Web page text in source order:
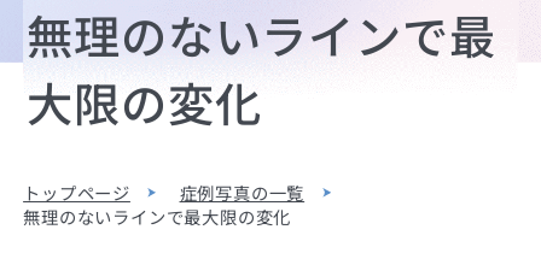
無理のないラインで最
大限の変化
トップページ
症例写真の一覧
無理のないラインで最大限の変化